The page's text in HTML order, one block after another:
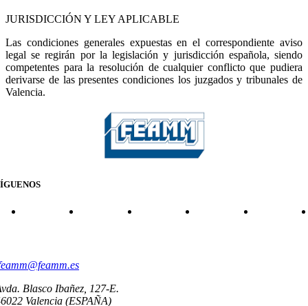
JURISDICCIÓN Y LEY APLICABLE
Las condiciones generales expuestas en el correspondiente aviso
legal se regirán por la legislación y jurisdicción española, siendo
competentes para la resolución de cualquier conflicto que pudiera
derivarse de las presentes condiciones los juzgados y tribunales de
Valencia.
Blasco Ibañez, 127-E.
Valencia (ESPAÑA)